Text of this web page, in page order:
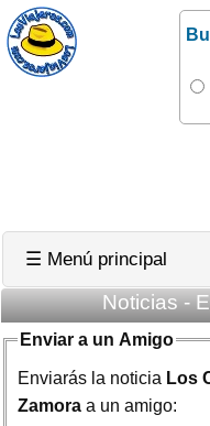
☰ Menú principal
Noticias -
Enviar a un Amigo
Enviarás la noticia Los
Zamora a un amigo: